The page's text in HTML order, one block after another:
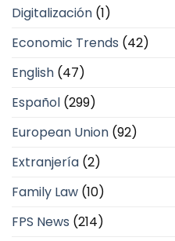
Digitalización (1)
Economic Trends (42)
English (47)
Español (299)
European Union (92)
Extranjería (2)
Family Law (10)
FPS News (214)